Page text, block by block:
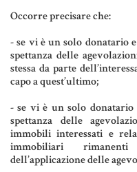
Fiscalità Speciale
CERTIFICAZIONE
DETRAZIONI 36-41-50 %
INDICI E TASSI
Occorre precisare che:
- se vi è un solo donatario
spettanza delle
stessa da parte
capo a quest’ultimo;
- se vi è un solo
spettanza delle
immobili interessati e
immobiliari
dell’applicazione delle